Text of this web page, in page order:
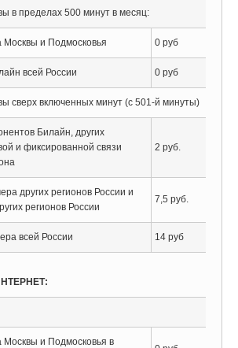
в пределах 500 минут в месяц:
Москвы и Подмосковья 0 руб
всей России 0 руб
сверх включенных минут (c 501-й минуты)
Билайн, других
и фиксированной связи
2 руб.
других регионов России и
регионов России
7,5 руб.
всей России 14 руб
Москвы и Подмосковья в